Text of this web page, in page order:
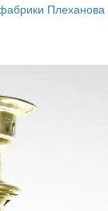
Плеханова